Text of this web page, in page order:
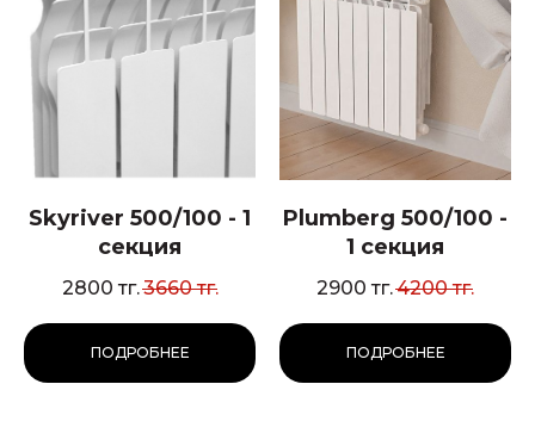
Skyriver 500/100 - 1
секция
2800 тг.3660 тг.
ПОДРОБНЕЕ
Plumberg 500/100 -
1 секция
2900 тг.4200 тг.
ПОДРОБНЕЕ